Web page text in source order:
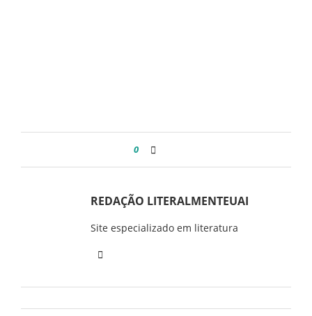
0
REDAÇÃO LITERALMENTEUAI
Site especializado em literatura